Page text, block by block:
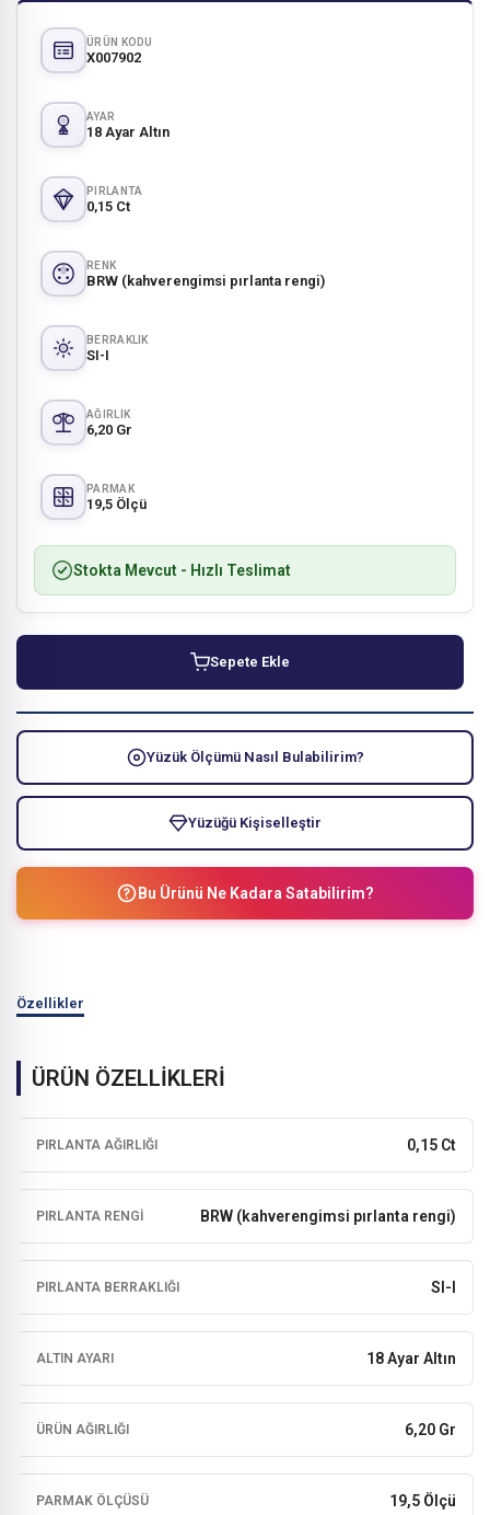
ÜRÜN KODU
X007902
AYAR
18 Ayar Altın
PIRLANTA
0,15 Ct
RENK
BRW (kahverengimsi pırlanta rengi)
BERRAKLIK
SI-I
AĞIRLIK
6,20 Gr
PARMAK
19,5 Ölçü
Stokta Mevcut - Hızlı Teslimat
Sepete Ekle
Yüzük Ölçümü Nasıl Bulabilirim?
Yüzüğü Kişiselleştir
Bu Ürünü Ne Kadara Satabilirim?
Özellikler
ÜRÜN ÖZELLİKLERİ
PIRLANTA AĞIRLIĞI 0,15 Ct
PIRLANTA RENGI BRW (kahverengimsi pırlanta rengi)
PIRLANTA BERRAKLIĞI SI-I
ALTIN AYARI 18 Ayar Altın
ÜRÜN AĞIRLIĞI 6,20 Gr
PARMAK ÖLÇÜSÜ 19,5 Ölçü